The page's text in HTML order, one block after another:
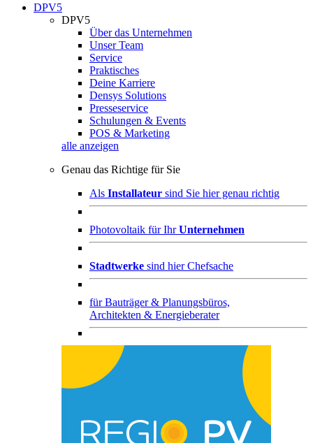
DPV5
DPV5
Über das Unternehmen
Unser Team
Service
Praktisches
Deine Karriere
Densys Solutions
Presseservice
Schulungen & Events
POS & Marketing
alle anzeigen
Genau das Richtige für Sie
Als Installateur sind Sie hier genau richtig
Photovoltaik für IhrUnternehmen
Stadtwerke sind hier Chefsache
fürBauträger & Planungsbüros,
Architekten & Energieberater